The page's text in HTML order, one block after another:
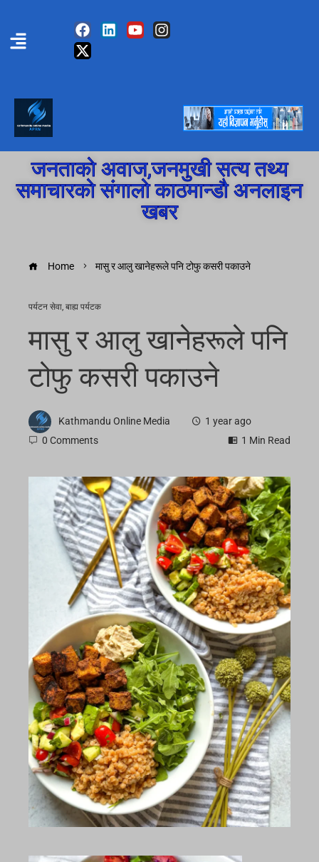
जनताको अवाज,जनमुखी सत्य तथ्य
समाचारको संगालो काठमान्डौ अनलाइन
खबर
Home मासु र आलु खानेहरूले पनि टोफु कसरी पकाउने
पर्यटन सेवा, बाह्य पर्यटक
मासु र आलु खानेहरूले पनि
टोफु कसरी पकाउने
Kathmandu Online Media
1 year ago
0 Comments
1 Min Read